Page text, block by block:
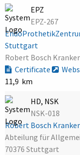
EPZ
EPZ-267
Stuttgart
Robert Bosch
Certificate
11,9 km
HD, NSK
NSK-018
Robert Bosch
Abteilung für
70376 Stuttgart